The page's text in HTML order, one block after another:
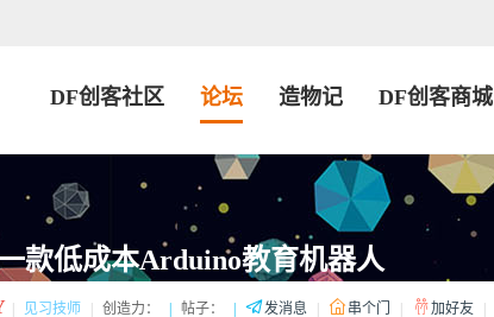
DF创客社区 论坛 造物记 DF创客商城
款低成本Arduino教育机器人
见习技师 创造力： 帖子： 发消息 串个门 加好友